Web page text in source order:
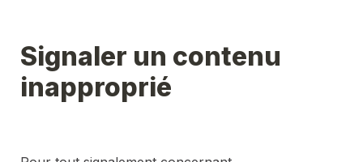
Signaler un contenu
inapproprié